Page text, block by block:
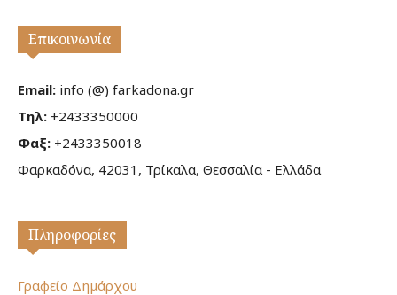
Επικοινωνία
Email: info (@) farkadona.gr
Τηλ: +2433350000
Φαξ: +2433350018
Φαρκαδόνα, 42031, Τρίκαλα, Θεσσαλία - Ελλάδα
Πληροφορίες
Γραφείο Δημάρχου